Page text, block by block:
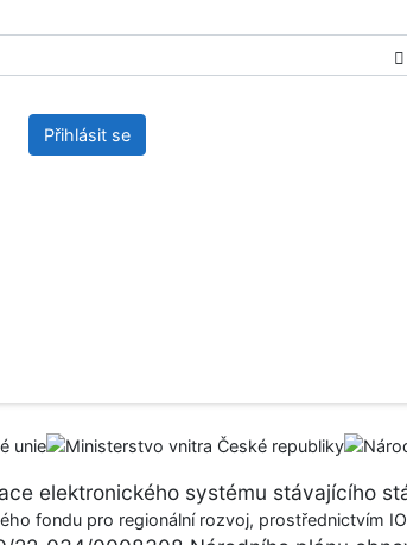
Přihlásit se
elektronického systému stávajícího
fondu pro regionální rozvoj, prostřednictvím